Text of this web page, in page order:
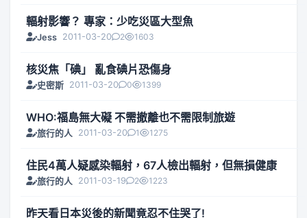
輻射影響？ 專家：少吃災區大型魚
Jess 2011-03-20 2 1603
核災焦「碘」 亂食碘片恐傷身
史密斯 2011-03-20 0 1399
WHO:福島無大礙 不需撤離也不需限制旅遊
旅行的人 2011-03-20 1 1275
住民4萬人疑感染輻射，67人檢出輻射，但無損健康
旅行的人 2011-03-19 2 1223
昨天看日本災後的新聞竟忍不住哭了!